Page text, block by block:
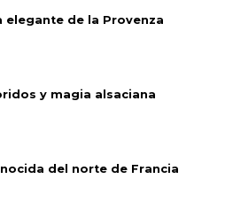
elegante de la Provenza
y magia alsaciana
del norte de Francia